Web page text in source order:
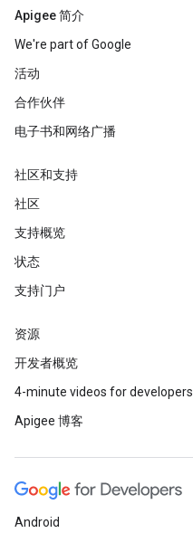
Apigee 简介
We're part of Google
活动
合作伙伴
电子书和网络广播
社区和支持
社区
支持概览
状态
支持门户
资源
开发者概览
4-minute videos for developers
Apigee 博客
Android